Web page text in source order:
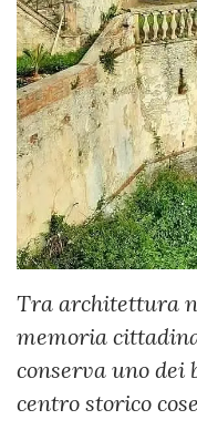
Tra architettura
memoria
conserva uno dei
centro storico